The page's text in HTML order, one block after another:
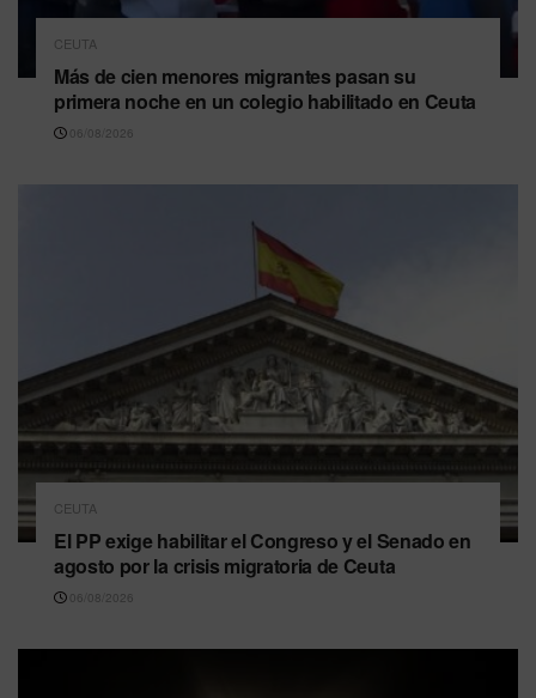
CEUTA
Más de cien menores migrantes pasan su
primera noche en un colegio habilitado en Ceuta
06/08/2026
CEUTA
El PP exige habilitar el Congreso y el Senado en
agosto por la crisis migratoria de Ceuta
06/08/2026